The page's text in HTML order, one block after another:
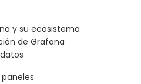
y su ecosistema
de Grafana